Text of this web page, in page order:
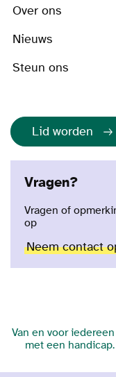
Over ons
Nieuws
Steun ons
Lid worden
Vragen?
Vragen of
op
Neem contact
Van en voor iedereen
met een handicap.